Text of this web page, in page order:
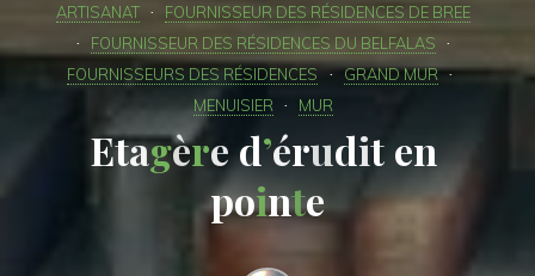
ARTISANAT
FOURNISSEUR DES RÉSIDENCES DE BREE
FOURNISSEUR DES RÉSIDENCES DU BELFALAS
FOURNISSEURS DES RÉSIDENCES
GRAND MUR
MENUISIER
MUR
Etaa
gèè
ree
dd
’érudit en
pointe
e